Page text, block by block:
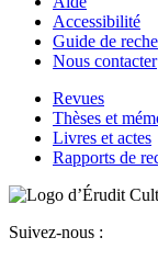
Accessibilité
Guide de
Nous contacter
Revues
Thèses et
Livres et actes
Rapports de
Suivez-nous :